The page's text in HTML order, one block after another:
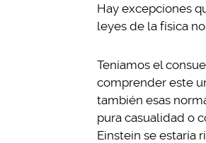
Hay excepciones
leyes de la física
Teníamos el
comprender este
también esas
pura casualidad o
Einstein se estaría